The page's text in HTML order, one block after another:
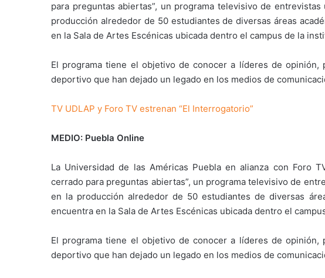
para preguntas abiertas”, un programa televisivo de
producción alrededor de 50 estudiantes de diversas áreas
en la Sala de Artes Escénicas ubicada dentro el campus de la
El programa tiene el objetivo de conocer a líderes de
deportivo que han dejado un legado en los medios de
TV UDLAP y Foro TV estrenan “El Interrogatorio”
MEDIO: Puebla Online
La Universidad de las Américas Puebla en alianza con Foro
cerrado para preguntas abiertas”, un programa televisivo de
en la producción alrededor de 50 estudiantes de diversas
encuentra en la Sala de Artes Escénicas ubicada dentro el
El programa tiene el objetivo de conocer a líderes de
deportivo que han dejado un legado en los medios de